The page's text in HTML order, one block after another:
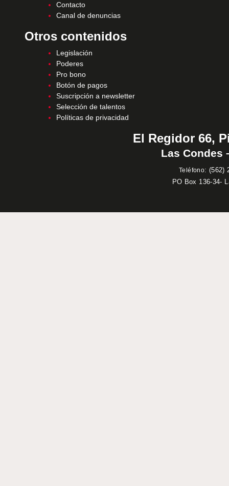
Contacto
Canal de denuncias
Otros contenidos
Legislación
Poderes
Pro bono
Botón de pagos
Suscripción a newsletter
Selección de talentos
Políticas de privacidad
El Regidor 66,
Las Condes
Teléfono: (562)
PO Box 136-34-